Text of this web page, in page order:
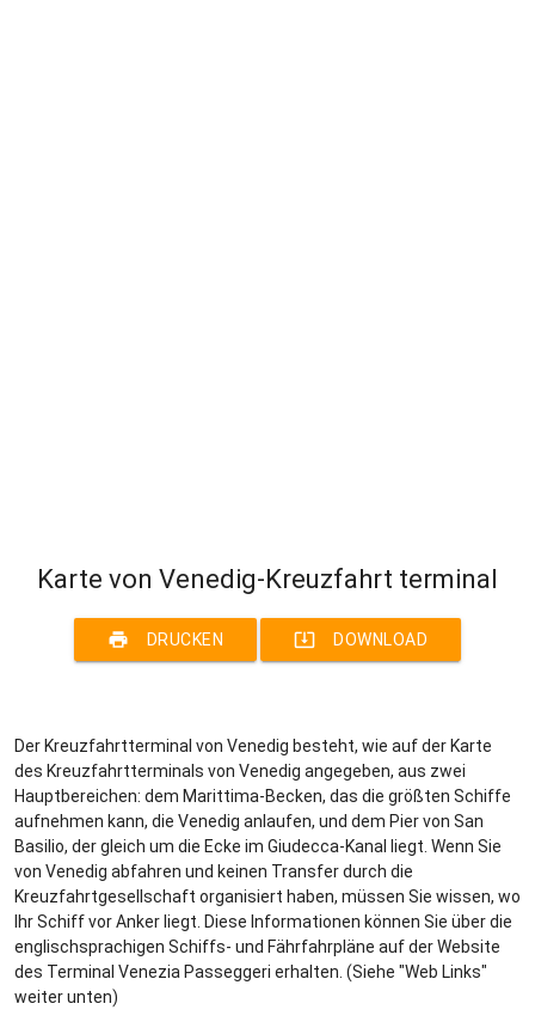
Karte von Venedig-Kreuzfahrt terminal
print DRUCKEN system_update_alt DOWNLOAD
Der Kreuzfahrtterminal von Venedig besteht, wie auf der Karte
des Kreuzfahrtterminals von Venedig angegeben, aus zwei
Hauptbereichen: dem Marittima-Becken, das die größten Schiffe
aufnehmen kann, die Venedig anlaufen, und dem Pier von San
Basilio, der gleich um die Ecke im Giudecca-Kanal liegt. Wenn Sie
von Venedig abfahren und keinen Transfer durch die
Kreuzfahrtgesellschaft organisiert haben, müssen Sie wissen, wo
Ihr Schiff vor Anker liegt. Diese Informationen können Sie über die
englischsprachigen Schiffs- und Fährfahrpläne auf der Website
des Terminal Venezia Passeggeri erhalten. (Siehe "Web Links"
weiter unten)